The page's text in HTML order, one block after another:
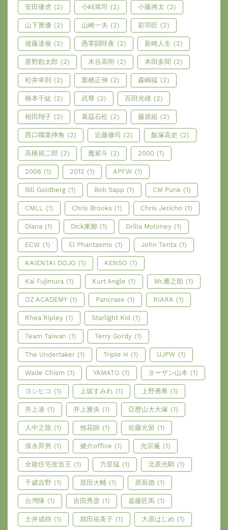
安田優虎 (2) 小峠篤司 (2) 小藤將太 (2)
山下實優 (2) 山崎一夫 (2) 彩羽匠 (2)
後藤達俊 (2) 愚零闘咲夜 (2) 新崎人生 (2)
星野勘太郎 (2) 木谷高明 (2) 本田多聞 (2)
松井幸則 (2) 栗栖正伸 (2) 森嶋猛 (2)
橋本千紘 (2) 武尊 (2) 百田光雄 (2)
相田翔子 (2) 葛茲石松 (2) 藤原組 (2)
西口職業摔角 (2) 近藤修司 (2) 飯塚高史 (2)
高橋裕二郎 (2) 魔裟斗 (2) 2000 (1)
2008 (1) 2012 (1) APFW (1)
Bill Goldberg (1) Bob Sapp (1) CM Punk (1)
CMLL (1) Chris Brooks (1) Chris Jericho (1)
Diana (1) Dick東鄉 (1) Drilla Moloney (1)
ECW (1) El Phantasmo (1) John Tenta (1)
KAIENTAI DOJO (1) KENSO (1)
Kai Fujimura (1) Kurt Angle (1) Mr.雁之助 (1)
OZ ACADEMY (1) Pancrase (1) RIARA (1)
Rhea Ripley (1) Starlight Kid (1)
Team Taiwan (1) Terry Gordy (1)
The Undertaker (1) Triple H (1) UJPW (1)
Wade Chism (1) YAMATO (1) ターザン山本 (1)
ヨシヒコ (1) 上坂すみれ (1) 上野勇希 (1)
井上凌 (1) 井上雅央 (1) 亞歷山大大塚 (1)
人中之龍 (1) 他花師 (1) 佐藤光留 (1)
保永昇男 (1) 健介office (1) 光宗薫 (1)
全能住宅改造王 (1) 力皇猛 (1) 北原光騎 (1)
千歲吉野 (1) 原田大輔 (1) 原辰德 (1)
台灣隊 (1) 吉田秀彦 (1) 嘉藤匠馬 (1)
土井成樹 (1) 堀田祐美子 (1) 大原はじめ (1)